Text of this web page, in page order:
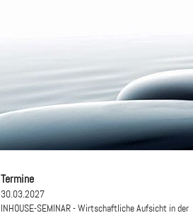
Termine
30.03.2027
INHOUSE-SEMINAR - Wirtschaftliche Aufsicht in der